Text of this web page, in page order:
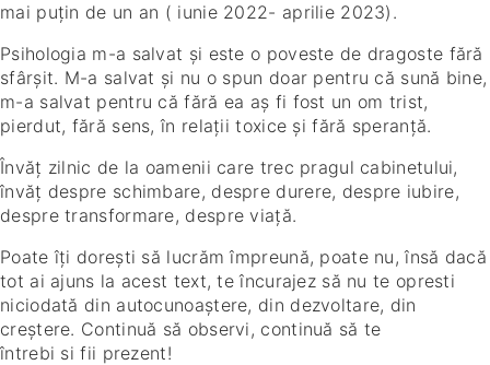
mai puțin de un an ( iunie 2022- aprilie 2023).
Psihologia m-a salvat și este o poveste de dragoste fără
sfârșit. M-a salvat și nu o spun doar pentru că sună bine,
m-a salvat pentru că fără ea aș fi fost un om trist,
pierdut, fără sens, în relații toxice și fără speranță.
Învăț zilnic de la oamenii care trec pragul cabinetului,
învăț despre schimbare, despre durere, despre iubire,
despre transformare, despre viață.
Poate îți dorești să lucrăm împreună, poate nu, însă dacă
tot ai ajuns la acest text, te încurajez să nu te opresti
niciodată din autocunoaștere, din dezvoltare, din
creștere. Continuă să observi, continuă să te
întrebi si fii prezent!